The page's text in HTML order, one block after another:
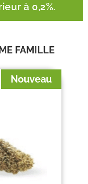
à 0,2%.
FAMILLE
Nouveau